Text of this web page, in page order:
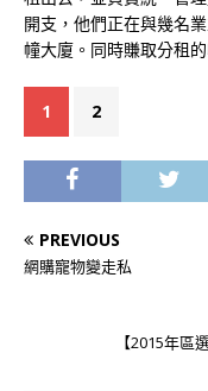
開支，他們正在與幾名
幢大廈。同時賺取分租
1 2
PREVIOUS
網購寵物變走私
【2015年區